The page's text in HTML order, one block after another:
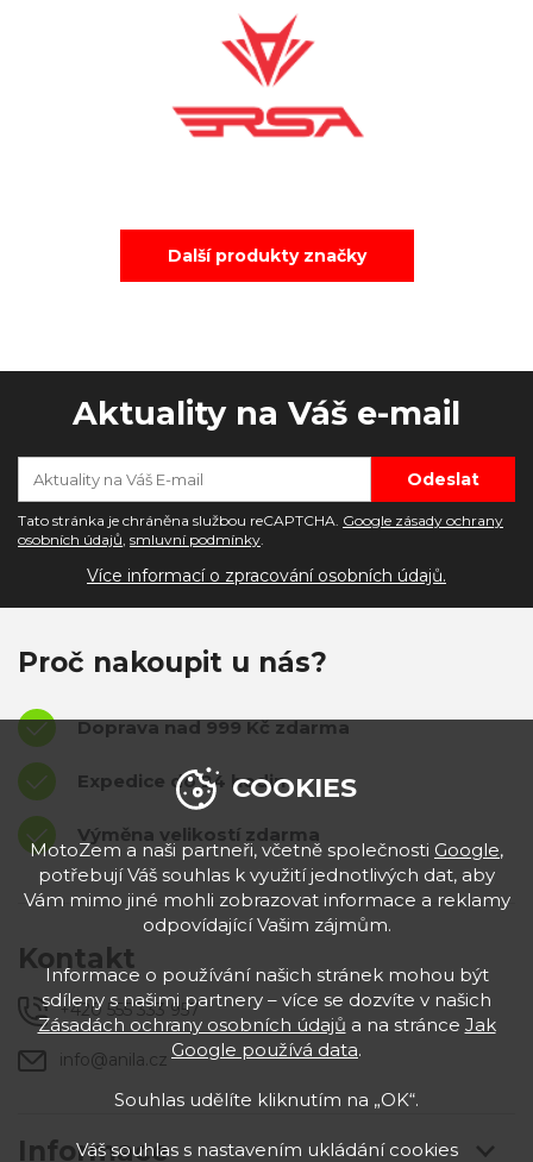
Další produkty značky
Aktuality na Váš e-mail
Tato stránka je chráněna službou reCAPTCHA. Google zásady ochrany
osobních údajů, smluvní podmínky.
Více informací o zpracování osobních údajů.
Proč nakoupit u nás?
Doprava nad 999 Kč zdarma
Expedice do 24 hodin
Výměna velikostí zdarma
Informace
Kontakt
+420 555 333 957
info@anila.cz
COOKIES
MotoZem a naši partneři, včetně společnosti Google,
potřebují Váš souhlas k využití jednotlivých dat, aby
Vám mimo jiné mohli zobrazovat informace a reklamy
odpovídající Vašim zájmům.
Informace o používání našich stránek mohou být
sdíleny s našimi partnery – více se dozvíte v našich
Zásadách ochrany osobních údajů a na stránce Jak
Google používá data.
Souhlas udělíte kliknutím na „OK“.
Váš souhlas s nastavením ukládání cookies